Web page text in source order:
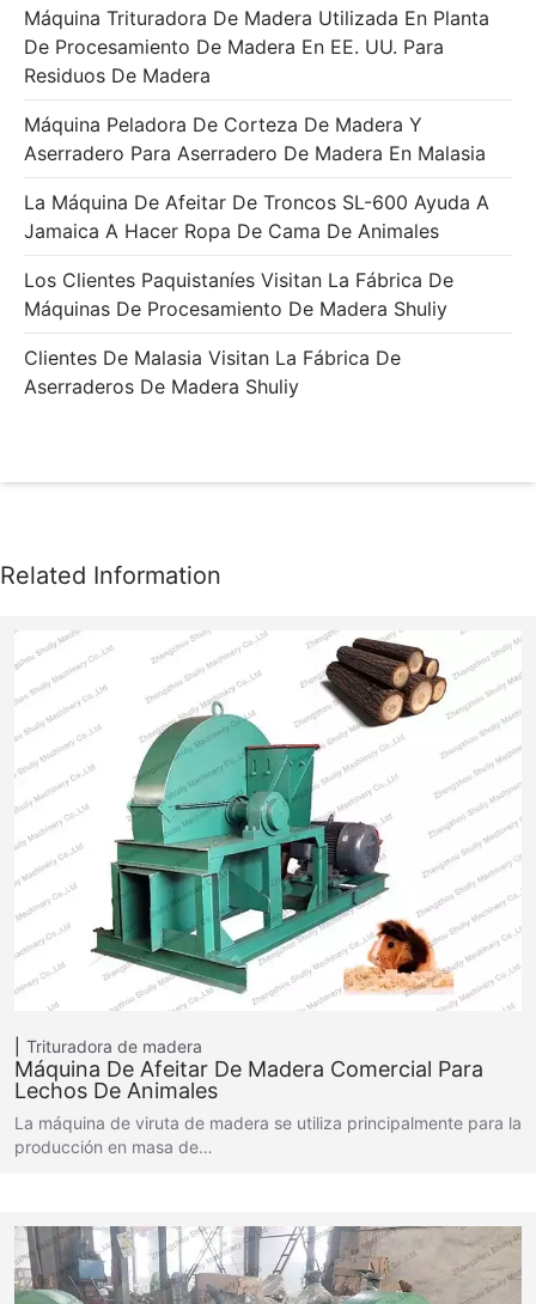
Máquina Trituradora De Madera Utilizada En Planta
De Procesamiento De Madera En EE. UU. Para
Residuos De Madera
Máquina Peladora De Corteza De Madera Y
Aserradero Para Aserradero De Madera En Malasia
La Máquina De Afeitar De Troncos SL-600 Ayuda A
Jamaica A Hacer Ropa De Cama De Animales
Los Clientes Paquistaníes Visitan La Fábrica De
Máquinas De Procesamiento De Madera Shuliy
Clientes De Malasia Visitan La Fábrica De
Aserraderos De Madera Shuliy
Trituradora de madera
Máquina De Afeitar De Madera Comercial Para
Lechos De Animales
La máquina de viruta de madera se utiliza principalmente para la
producción en masa de…